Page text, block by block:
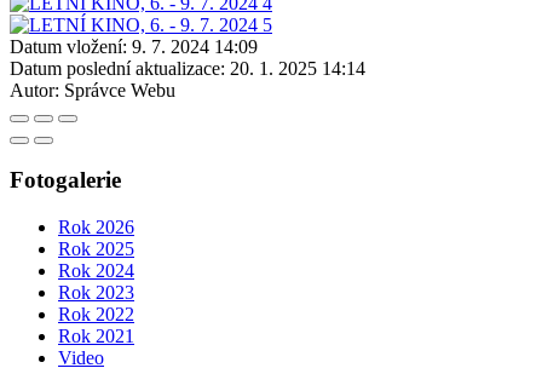
Datum vložení: 9. 7. 2024 14:09
Datum poslední aktualizace: 20. 1. 2025 14:14
Autor: Správce Webu
Fotogalerie
Rok 2026
Rok 2025
Rok 2024
Rok 2023
Rok 2022
Rok 2021
Video